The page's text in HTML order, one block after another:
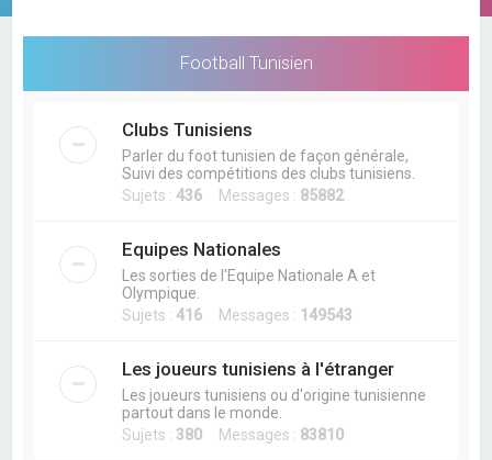
Football Tunisien
Clubs Tunisiens
Parler du foot tunisien de façon générale,
Suivi des compétitions des clubs tunisiens.
Sujets :436 Messages : 85882
Equipes Nationales
Les sorties de l'Equipe Nationale A et
Olympique.
Sujets :416 Messages : 149543
Les joueurs tunisiens à l'étranger
Les joueurs tunisiens ou d'origine tunisienne
partout dans le monde.
Sujets : 380 Messages : 83810